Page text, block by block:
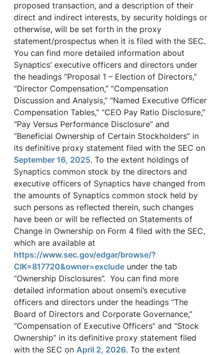
proposed transaction, and a description of their
direct and indirect interests, by security holdings or
otherwise, will be set forth in the proxy
statement/prospectus when it is filed with the SEC.
You can find more detailed information about
Synaptics’ executive officers and directors under
the headings “Proposal 1 – Election of Directors,”
“Director Compensation,” “Compensation
Discussion and Analysis,” “Named Executive Officer
Compensation Tables,” “CEO Pay Ratio Disclosure,”
“Pay Versus Performance Disclosure” and
“Beneficial Ownership of Certain Stockholders” in
its definitive proxy statement filed with the SEC on
September 16, 2025. To the extent holdings of
Synaptics common stock by the directors and
executive officers of Synaptics have changed from
the amounts of Synaptics common stock held by
such persons as reflected therein, such changes
have been or will be reflected on Statements of
Change in Ownership on Form 4 filed with the SEC,
which are available at
https://www.sec.gov/edgar/browse/?
CIK=817720&owner=exclude under the tab
“Ownership Disclosures”. You can find more
detailed information about onsemi’s executive
officers and directors under the headings “The
Board of Directors and Corporate Governance,”
“Compensation of Executive Officers” and “Stock
Ownership” in its definitive proxy statement filed
with the SEC on April 2, 2026. To the extent